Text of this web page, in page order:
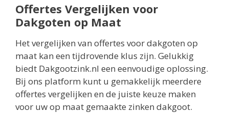
Offertes Vergelijken voor
Dakgoten op Maat
Het vergelijken van offertes voor dakgoten op
maat kan een tijdrovende klus zijn. Gelukkig
biedt Dakgootzink.nl een eenvoudige oplossing.
Bij ons platform kunt u gemakkelijk meerdere
offertes vergelijken en de juiste keuze maken
voor uw op maat gemaakte zinken dakgoot.